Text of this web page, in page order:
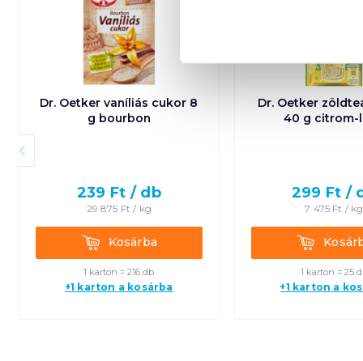
Dr. Oetker vaníliás cukor 8
g bourbon
239 Ft / db
29 875 Ft / kg
KosárbaKosárba
1 karton = 216 db
+1 karton a kosárba
Dr. Oetker
40 g citrom-
299 Ft /
7 475 Ft / kg
Kosárba
1 karton = 25
+1 karton a